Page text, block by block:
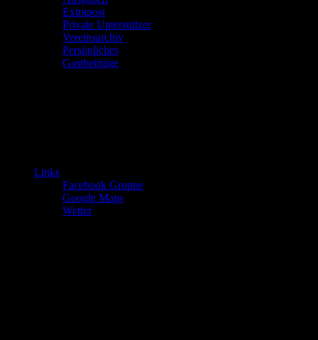
Extrapost
Private Unterstützer
Vereinsarchiv
Persönliches
Gastbeiträge
Links
Facebook Gruppe
Google Maps
Wetter